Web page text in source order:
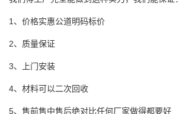
1、价格实惠公道明码标价
2、质量保证
3、上门安装
4、材料可以二次回收
5、售前售中售后绝对比任何厂家做得都要好